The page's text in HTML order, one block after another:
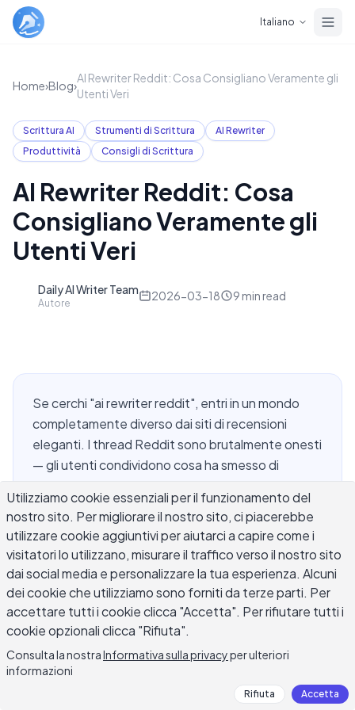
Italiano
Home›Blog›
AI Rewriter Reddit: Cosa Consigliano Veramente gli
Utenti Veri
Scrittura AI Strumenti di Scrittura
AI Rewriter
Produttività
Consigli di Scrittura
AI Rewriter Reddit: Cosa
Consigliano Veramente gli
Utenti Veri
Daily AI Writer Team
Autore
2026-03-18 9 min read
Se cerchi "ai rewriter reddit", entri in un mondo
completamente diverso dai siti di recensioni
eleganti. I thread Reddit sono brutalmente onesti
— gli utenti condividono cosa ha smesso di
effettivamente continuato a usare dopo la prima
settimana. Scrittori, studenti, freelancer e
sviluppatori postano tutti i loro pareri, e i pattern
che emergono da quelle conversazioni sono più
utili di qualsiasi pagina di marketing. Questa guida
riunisce questi pattern: quali strumenti AI rewriter
continuano ad essere consigliati, di cosa si
lamentano costantemente gli utenti, e cosa
distingue davvero uno strumento che vale la pena
usare da uno che peggiora la tua scrittura.
Utilizziamo cookie essenziali per il funzionamento del
nostro sito. Per migliorare il nostro sito, ci piacerebbe
utilizzare cookie aggiuntivi per aiutarci a capire come i
visitatori lo utilizzano, misurare il traffico verso il nostro sito
dai social media e personalizzare la tua esperienza. Alcuni
dei cookie che utilizziamo sono forniti da terze parti. Per
accettare tutti i cookie clicca "Accetta". Per rifiutare tutti i
cookie opzionali clicca "Rifiuta".
Consulta la nostraInformativa sulla privacyper ulteriori
informazioni
Rifiuta Accetta